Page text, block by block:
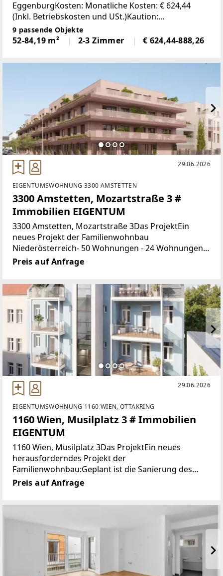
EggenburgKosten: Monatliche Kosten: € 624,44
(Inkl. Betriebskosten und USt.)Kaution:
€3.746,64UnbefristetKeine ProvisionZur
WIEDERVERMIETUNG
9 passende Objekte
52-84,19 m² 2-3 Zimmer € 624,44-888,26
29.06.2026
EIGENTUMSWOHNUNG 3300 AMSTETTEN
3300 Amstetten, Mozartstraße 3 #
Immobilien EIGENTUM
3300 Amstetten, Mozartstraße 3Das ProjektEin
neues Projekt der Familienwohnbau
Niederösterreich- 50 Wohnungen - 24 Wohnungen
mit betreutem Wohnen- 2- bis 5-Zimmer-
Wohnungen von ca. 55m² bis
Preis auf Anfrage
29.06.2026
EIGENTUMSWOHNUNG 1160 WIEN, OTTAKRING
1160 Wien, Musilplatz 3 # Immobilien
EIGENTUM
1160 Wien, Musilplatz 3Das ProjektEin neues
herausforderndes Projekt der
Familienwohnbau:Geplant ist die Sanierung des
Altbaus samt Aufzugsanbau, Balkonanbau und
Umstieg auf ein klimafreundliches Heizsystem und
Preis auf Anfrage